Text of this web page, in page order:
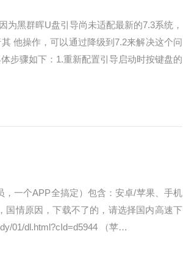
为黑群晖U盘引导尚未适配最新的7.3系统，
他操作，可以通过降级到7.2来解决这个问
步骤如下：1.重新配置引导启动时按键盘的
一个APP全搞定）包含：安卓/苹果、手机
国情原因，下载不了的，请选择国内高速下
01/dl.html?cId=d5944 （苹…